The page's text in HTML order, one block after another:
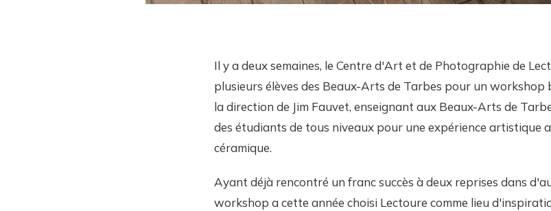
Il y a deux semaines, le Centre d'Art et de Photographie de
plusieurs élèves des Beaux-Arts de Tarbes pour un workshop
la direction de Jim Fauvet, enseignant aux Beaux-Arts de
des étudiants de tous niveaux pour une expérience artistique
céramique.
Ayant déjà rencontré un franc succès à deux reprises dans
workshop a cette année choisi Lectoure comme lieu